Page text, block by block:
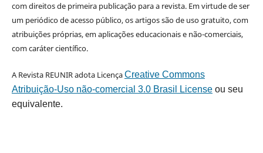
com direitos de primeira publicação para a revista. Em virtude de ser
um periódico de acesso público, os artigos são de uso gratuito, com
atribuições próprias, em aplicações educacionais e não-comerciais,
com caráter científico.
A Revista REUNIR adota LicençaCreative Commons
Atribuição-Uso não-comercial 3.0 Brasil Licenseou seu
equivalente.